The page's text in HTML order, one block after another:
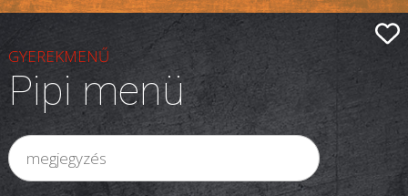
GYEREKMENŰ
Pipi menü